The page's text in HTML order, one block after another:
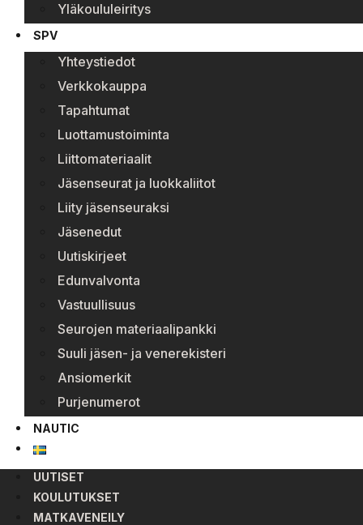
Yläkoululeiritys
SPV
Yhteystiedot
Verkkokauppa
Tapahtumat
Luottamustoiminta
Liittomateriaalit
Jäsenseurat ja luokkaliitot
Liity jäsenseuraksi
Jäsenedut
Uutiskirjeet
Edunvalvonta
Vastuullisuus
Seurojen materiaalipankki
Suuli jäsen- ja venerekisteri
Ansiomerkit
Purjenumerot
NAUTIC
UUTISET
KOULUTUKSET
MATKAVENEILY